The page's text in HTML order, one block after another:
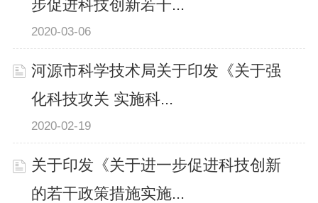
步促进科技创新若干...
2020-03-06
河源市科学技术局关于印发《关于强
化科技攻关 实施科...
2020-02-19
关于印发《关于进一步促进科技创新
的若干政策措施实施...